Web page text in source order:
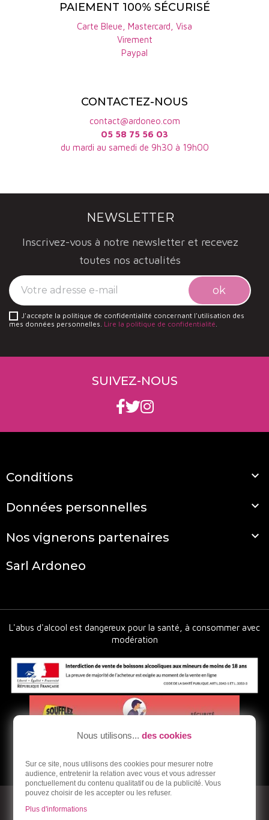
PAIEMENT 100% SÉCURISÉ
Carte Bleue, Mastercard, Visa
Virement
Paypal
CONTACTEZ-NOUS
contact@ardoneo.com
05 58 75 56 03
du mardi au samedi de 9h30 à 19h00
NEWSLETTER
Inscrivez-vous à notre newsletter et recevez
toutes nos actualités
J'accepte la politique de confidentialité concernant l'utilisation des
mes données personnelles. Lire la politique de confidentialité.
SUIVEZ-NOUS
Conditions 
Données personnelles 
Nos vignerons partenaires 
Sarl Ardoneo
L'abus d'alcool est dangereux pour la santé, à consommer avec
modération
Nous utilisons... des cookies
Sur ce site, nous utilisons des cookies pour mesurer notre
audience, entretenir la relation avec vous et vous adresser
ponctuellement du contenu qualitatif ou de la publicité. Vous
pouvez choisir de les accepter ou les refuser.
Plus d'informations
© 2026 - Ardoneo - Vente en ligne de vins bios et naturels